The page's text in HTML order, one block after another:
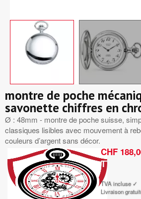
montre de poche
savonette chiffres en
Ø : 48mm - montre de poche suisse,
classiques lisibles avec mouvement à
couleurs d’argent sans décor.
CHF
TTC
TVA incluse ✓
Livraison